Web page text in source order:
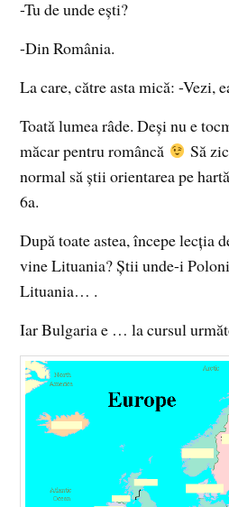
-Tu de unde eşti?
-Din România.
La care, către asta mică: -Vezi,
Toată lumea râde. Deşi nu e
măcar pentru româncă
Să
normal să ştii orientarea pe
6a.
După toate astea, începe lecţia
vine Lituania? Ştii unde-i
Lituania… .
Iar Bulgaria e … la cursul